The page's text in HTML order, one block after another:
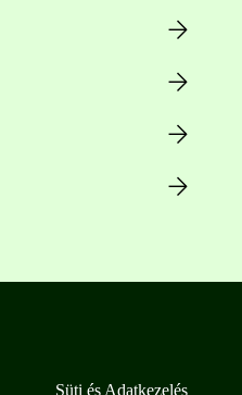
Süti és Adatkezelés